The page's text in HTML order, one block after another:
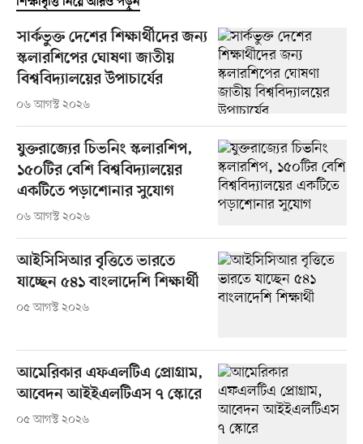
সার্কভুক্ত দেশের শিক্ষার্থীদের জন্য
স্কলারশিপের ঘোষণা জাতীয়
বিশ্ববিদ্যালয়ের উপাচার্যের
০৬ আগস্ট ২০২৬
যুক্তরাজ্যের চিভনিং স্কলারশিপ,
১৫০টির বেশি বিশ্ববিদ্যালয়ের
একটিতে পড়াশোনার সুযোগ
০৬ আগস্ট ২০২৬
আইসিসিআর বৃত্তিতে ভারতে
যাচ্ছেন ৫৪১ বাংলাদেশি শিক্ষার্থী
০৫ আগস্ট ২০২৬
আমেরিকার এফএলটিএ প্রোগ্রাম,
আবেদন আইইএলটিএস ৭ স্কোরে
০৫ আগস্ট ২০২৬